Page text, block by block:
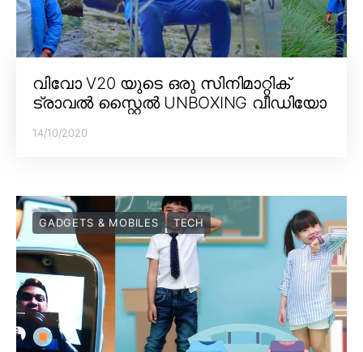
വിവോ V20 യുടെ ഒരു സിനിമാറ്റിക്
ട്രാവൽ സ്റ്റൈൽ UNBOXING വീഡിയോ
14/10/2020
GADGETS & MOBILES TECH